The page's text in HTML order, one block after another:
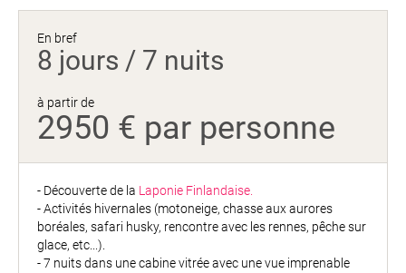
En bref
8 jours / 7 nuits
à partir de
2950 € par personne
- Découverte de la Laponie Finlandaise.
- Activités hivernales (motoneige, chasse aux aurores
boréales, safari husky, rencontre avec les rennes, pêche sur
glace, etc...).
- 7 nuits dans une cabine vitrée avec une vue imprenable